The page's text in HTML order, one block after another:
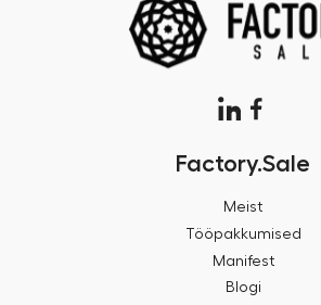
Factory.Sale
Meist
Tööpakkumised
Manifest
Blogi